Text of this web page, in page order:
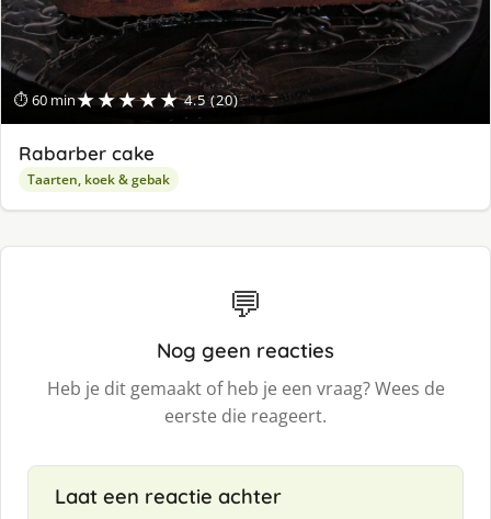
⏱ 60 min★★★★★ 4.5 (20)
Rabarber cake
Taarten, koek & gebak
💬
Nog geen reacties
Heb je dit gemaakt of heb je een vraag? Wees de
eerste die reageert.
Laat een reactie achter